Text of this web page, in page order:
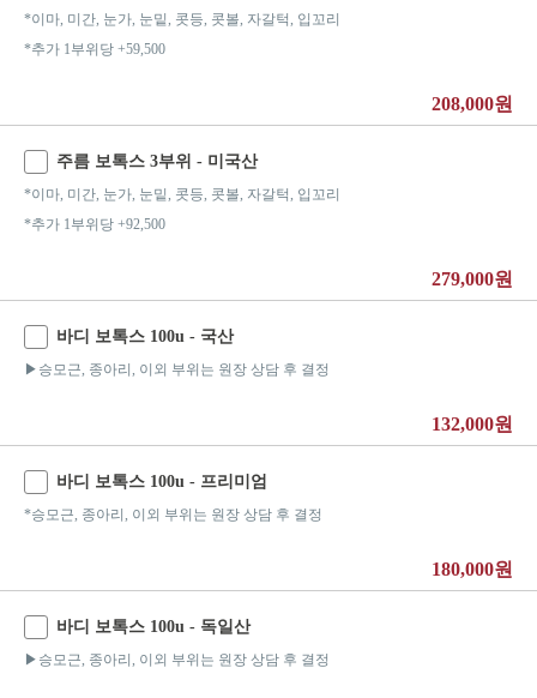
*이마, 미간, 눈가, 눈밑, 콧등, 콧볼, 자갈턱, 입꼬리
*추가 1부위당 +59,500
208,000원
주름 보톡스 3부위 - 미국산
*이마, 미간, 눈가, 눈밑, 콧등, 콧볼, 자갈턱, 입꼬리
*추가 1부위당 +92,500
279,000원
바디 보톡스 100u - 국산
▶승모근, 종아리, 이외 부위는 원장 상담 후 결정
132,000원
바디 보톡스 100u - 프리미엄
*승모근, 종아리, 이외 부위는 원장 상담 후 결정
180,000원
바디 보톡스 100u - 독일산
▶승모근, 종아리, 이외 부위는 원장 상담 후 결정